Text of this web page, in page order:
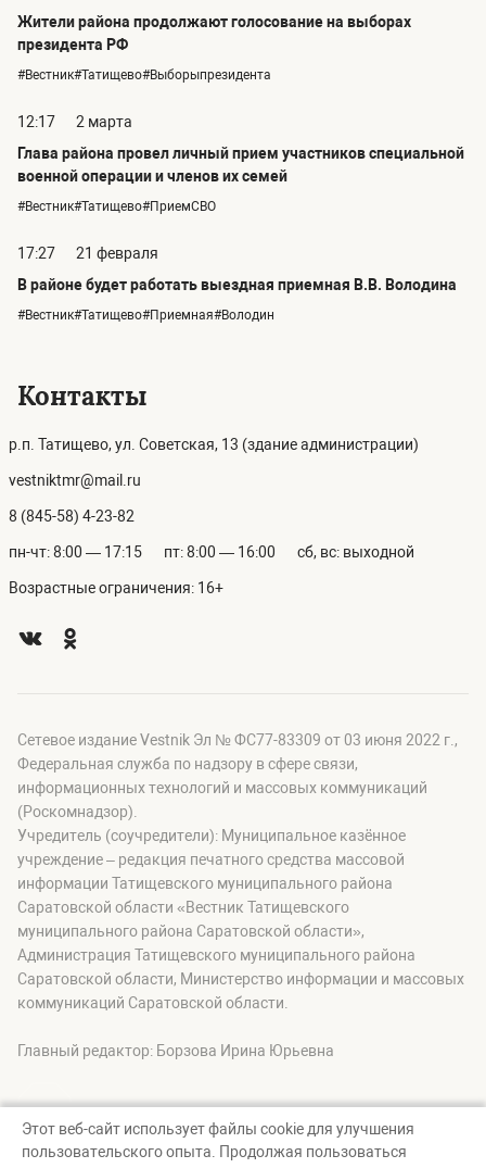
Жители района продолжают голосование на выборах
президента РФ
#Вестник#Татищево#Выборыпрезидента
12:17
2 марта
Глава района провел личный прием участников специальной
военной операции и членов их семей
#Вестник#Татищево#ПриемСВО
17:27
21 февраля
В районе будет работать выездная приемная В.В. Володина
#Вестник#Татищево#Приемная#Володин
Контакты
р.п. Татищево, ул. Советская, 13 (здание администрации)
vestniktmr@mail.ru
8 (845-58) 4-23-82
пн-чт: 8:00 — 17:15 пт: 8:00 — 16:00 сб, вс: выходной
Возрастные ограничения: 16+
Сетевое издание Vestnik Эл № ФС77-83309 от 03 июня 2022 г.,
Федеральная служба по надзору в сфере связи,
информационных технологий и массовых коммуникаций
(Роскомнадзор).
Учредитель (соучредители): Муниципальное казённое
учреждение – редакция печатного средства массовой
информации Татищевского муниципального района
Саратовской области «Вестник Татищевского
муниципального района Саратовской области»,
Администрация Татищевского муниципального района
Саратовской области, Министерство информации и массовых
коммуникаций Саратовской области.
Главный редактор: Борзова Ирина Юрьевна
Этот веб-сайт использует файлы cookie для улучшения
пользовательского опыта. Продолжая пользоваться